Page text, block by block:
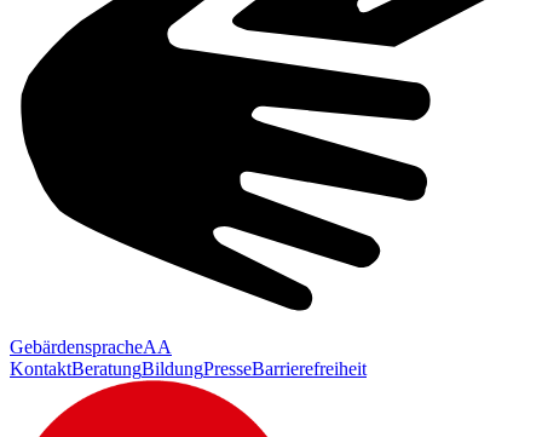
GebärdenspracheAA
KontaktBeratungBildungPresseBarrierefreiheit